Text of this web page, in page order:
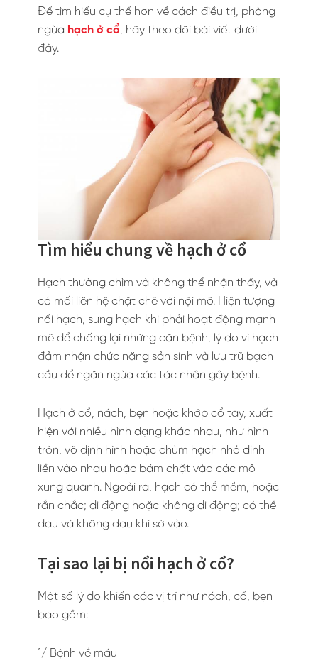
Để tìm hiểu cụ thể hơn về cách điều trị, phòng
ngừa hạch ở cổ, hãy theo dõi bài viết dưới
đây.
Tìm hiểu chung về hạch ở cổ
Hạch thường chìm và không thể nhận thấy, và
có mối liên hệ chặt chẽ với nội mô. Hiện tượng
nổi hạch, sưng hạch khi phải hoạt động mạnh
mẽ để chống lại những căn bệnh, lý do vì hạch
đảm nhận chức năng sản sinh và lưu trữ bạch
cầu để ngăn ngừa các tác nhân gây bệnh.
Hạch ở cổ, nách, bẹn hoặc khớp cổ tay, xuất
hiện với nhiều hình dạng khác nhau, như hình
tròn, vô định hình hoặc chùm hạch nhỏ dính
liền vào nhau hoặc bám chặt vào các mô
xung quanh. Ngoài ra, hạch có thể mềm, hoặc
rắn chắc; di động hoặc không di động; có thể
đau và không đau khi sờ vào.
Tại sao lại bị nổi hạch ở cổ?
Một số lý do khiến các vị trí như nách, cổ, bẹn
bao gồm:
1/ Bệnh về máu